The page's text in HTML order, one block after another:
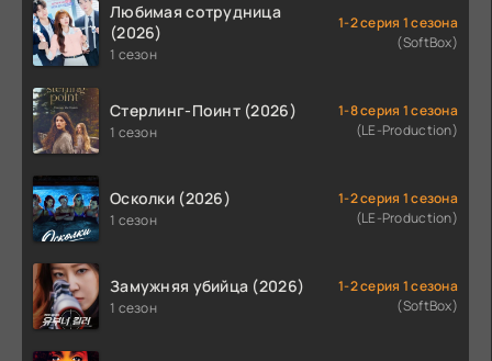
Любимая сотрудница
(2026)
1 сезон
1-2 серия 1 сезона
(SoftBox)
Стерлинг-Поинт (2026)
1 сезон
1-8 серия 1 сезона
(LE-Production)
Осколки (2026)
1 сезон
1-2 серия 1 сезона
(LE-Production)
Замужняя убийца (2026)
1 сезон
1-2 серия 1 сезона
(SoftBox)